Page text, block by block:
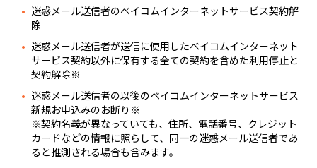
迷惑メール送信者のベイコムインターネットサービス契約解
除
迷惑メール送信者が送信に使用したベイコムインターネット
サービス契約以外に保有する全ての契約を含めた利用停止と
契約解除※
迷惑メール送信者の以後のベイコムインターネットサービス
新規お申込みのお断り※
※契約名義が異なっていても、住所、電話番号、クレジット
カードなどの情報に照らして、同一の迷惑メール送信者であ
ると推測される場合も含みます。